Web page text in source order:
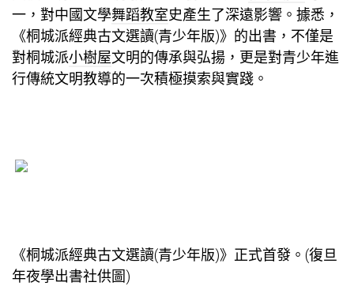
一，對中國文學舞蹈教室史產生了深遠影響。據悉，
《桐城派經典古文選讀(青少年版)》的出書，不僅是
對桐城派小樹屋文明的傳承與弘揚，更是對青少年進
行傳統文明教導的一次積極摸索與實踐。
《桐城派經典古文選讀(青少年版)》正式首發。(復旦
年夜學出書社供圖)